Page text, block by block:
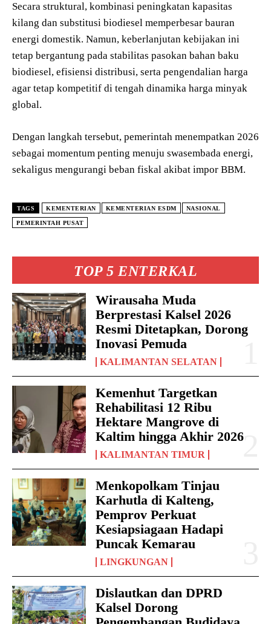
TOP 5 ENTERKAL
Wirausaha Muda
Berprestasi Kalsel 2026
Resmi Ditetapkan, Dorong
Inovasi Pemuda
KALIMANTAN SELATAN
Kemenhut Targetkan
Rehabilitasi 12 Ribu
Hektare Mangrove di
Kaltim hingga Akhir 2026
KALIMANTAN TIMUR
Menkopolkam Tinjau
Karhutla di Kalteng,
Pemprov Perkuat
Kesiapsiagaan Hadapi
Puncak Kemarau
LINGKUNGAN
Dislautkan dan DPRD
Kalsel Dorong
Secara struktural, kombinasi peningkatan kapasitas
kilang dan substitusi biodiesel memperbesar bauran
energi domestik. Namun, keberlanjutan kebijakan ini
tetap bergantung pada stabilitas pasokan bahan baku
biodiesel, efisiensi distribusi, serta pengendalian harga
agar tetap kompetitif di tengah dinamika harga minyak
global.
Dengan langkah tersebut, pemerintah menempatkan 2026
sebagai momentum penting menuju swasembada energi,
sekaligus mengurangi beban fiskal akibat impor BBM.
TAGS KEMENTERIAN KEMENTERIAN ESDM NASIONAL
PEMERINTAH PUSAT